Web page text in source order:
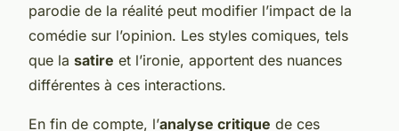
parodie de la réalité peut modifier l’impact de la
comédie sur l’opinion. Les styles comiques, tels
que la satire et l’ironie, apportent des nuances
différentes à ces interactions.
En fin de compte, l’analyse critique de ces